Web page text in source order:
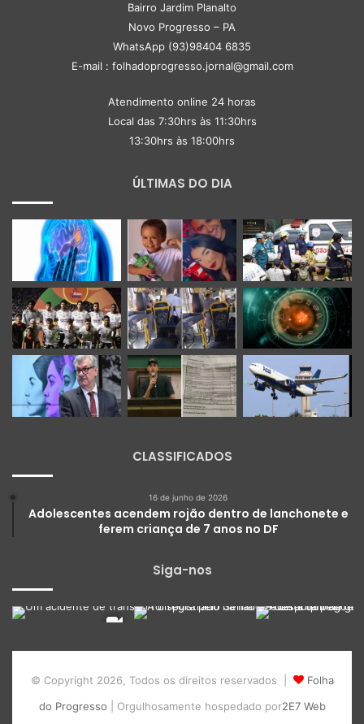
Bairro Jardim Planalto
Novo Progresso – PA
WhatsApp (93)98404 6835
E-mail : folhadoprogresso.jornal@gmail.com
Atendimento online 24 horas
Local das 7:30hrs às 11:30hrs
13:30hrs às 18:00hrs
ÚLTIMAS DO DIA
CLASSIFICADOS
16 de junho de 2026
Adolescentes acendem rojão dentro de lanchonete e
ferem criança de 7 anos no DF
Siga-nos
© Copyright 2026, Todos os direitos reservados |
Folha
do Progresso | Orgulhosamente hospedado por2E7 Web